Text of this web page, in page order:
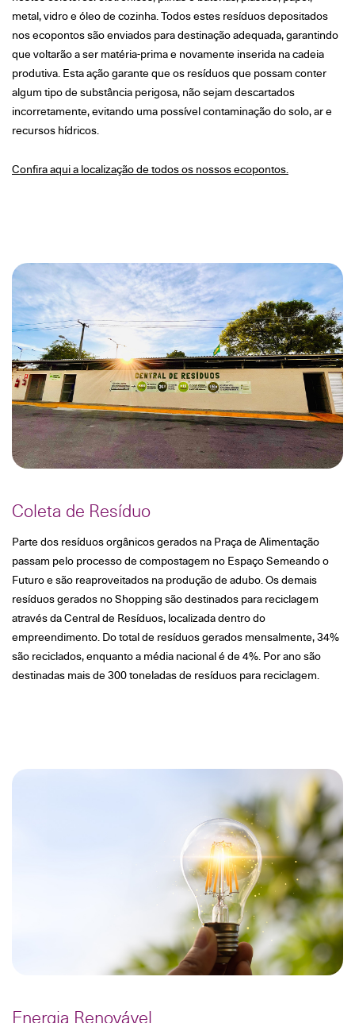
metal, vidro e óleo de cozinha. Todos estes resíduos depositados
nos ecopontos são enviados para destinação adequada, garantindo
que voltarão a ser matéria-prima e novamente inserida na cadeia
produtiva. Esta ação garante que os resíduos que possam conter
algum tipo de substância perigosa, não sejam descartados
incorretamente, evitando uma possível contaminação do solo, ar e
recursos hídricos.
Confira aqui a localização de todos os nossos ecopontos.
Coleta de Resíduo
Parte dos resíduos orgânicos gerados na Praça de Alimentação
passam pelo processo de compostagem no Espaço Semeando o
Futuro e são reaproveitados na produção de adubo. Os demais
resíduos gerados no Shopping são destinados para reciclagem
através da Central de Resíduos, localizada dentro do
empreendimento. Do total de resíduos gerados mensalmente, 34%
são reciclados, enquanto a média nacional é de 4%. Por ano são
destinadas mais de 300 toneladas de resíduos para reciclagem.
Energia Renovável